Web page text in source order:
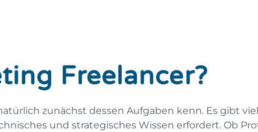
Freelancer?
zunächst dessen Aufgaben kenn. Es gibt
und strategisches Wissen erfordert. Ob